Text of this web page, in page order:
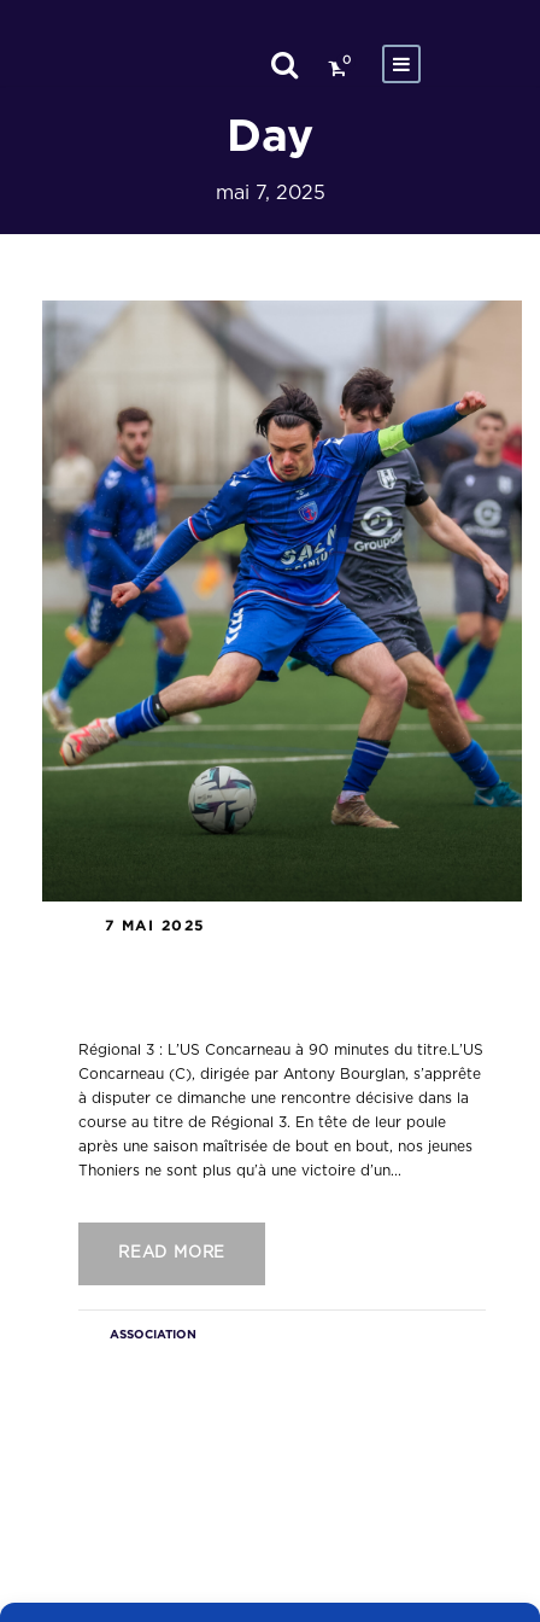
0
Day
mai 7, 2025
7 MAI 2025
Régional 3 : L’US Concarneau à 90 minutes du titre.L’US
Concarneau (C), dirigée par Antony Bourglan, s’apprête
à disputer ce dimanche une rencontre décisive dans la
course au titre de Régional 3. En tête de leur poule
après une saison maîtrisée de bout en bout, nos jeunes
Thoniers ne sont plus qu’à une victoire d’un...
READ MORE
ASSOCIATION